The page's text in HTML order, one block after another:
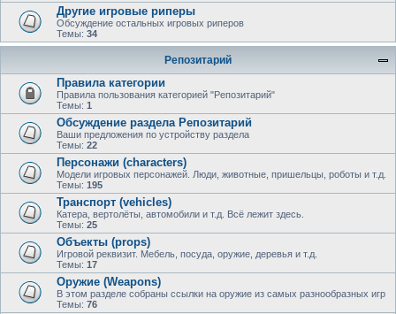
Другие игровые риперы
Обсуждение остальных игровых риперов
Темы: 34
Репозитарий
Правила категории
Правила пользования категорией "Репозитарий"
Темы: 1
Обсуждение раздела Репозитарий
Ваши предложения по устройству раздела
Темы: 22
Персонажи (characters)
Модели игровых персонажей. Люди, животные, пришельцы, роботы и т.д.
Темы: 195
Транспорт (vehicles)
Катера, вертолёты, автомобили и т.д. Всё лежит здесь.
Темы: 25
Объекты (props)
Игровой реквизит. Мебель, посуда, оружие, деревья и т.д.
Темы: 17
Оружие (Weapons)
В этом разделе собраны ссылки на оружие из самых разнообразных игр
Темы: 76